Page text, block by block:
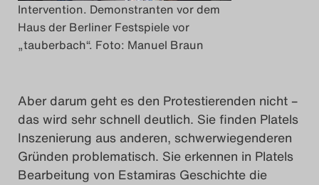
Intervention. Demonstranten vor dem
Haus der Berliner Festspiele vor
„tauberbach“. Foto: Manuel Braun
Aber darum geht es den Protestierenden nicht –
das wird sehr schnell deutlich. Sie finden Platels
Inszenierung aus anderen, schwerwiegenderen
Gründen problematisch. Sie erkennen in Platels
Bearbeitung von Estamiras Geschichte die